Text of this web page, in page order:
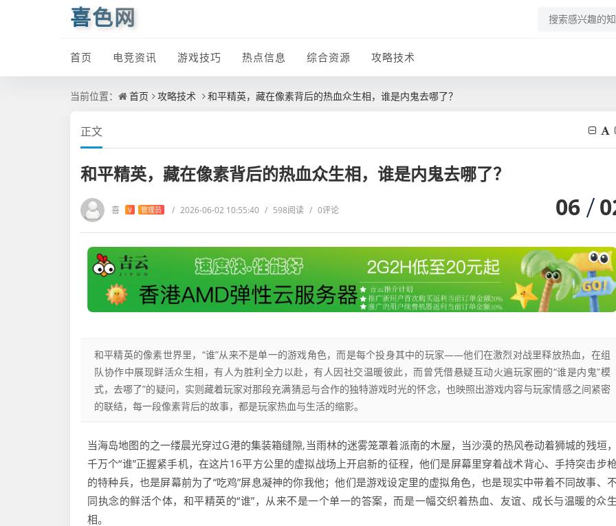
喜色网
首页 电竞资讯 游戏技巧 热点信息 综合资源 攻略技术
当前位置： 首页 攻略技术 和平精英，藏在像素背后的热血众生相，谁是内鬼去哪了？
正文
和平精英，藏在像素背后的热血众生相，谁是内鬼去哪了？
喜 V 管理员 / 2026-06-02 10:55:40 / 598阅读 / 0评论 06
和平精英的像素世界里，“谁”从来不是单一的游戏角色，而是每个投身其中的玩家——他们在激烈对战里释放热血，在组
队协作中展现鲜活众生相，有人为胜利全力以赴，有人因社交温暖彼此，而曾凭借悬疑互动火遍玩家圈的“谁是内鬼”模
式，去哪了”的疑问，实则藏着玩家对那段充满猜忌与合作的独特游戏时光的怀念，也映照出游戏内容与玩家情感之间紧密
的联结，每一段像素背后的故事，都是玩家热血与生活的缩影。
当海岛地图的之一缕晨光穿过G港的集装箱缝隙,当雨林的迷雾笼罩着派南的木屋，当沙漠的热风卷动着狮城的残垣，
千万个“谁”正握紧手机，在这片16平方公里的虚拟战场上开启新的征程，他们是屏幕里穿着战术背心、手持突击步枪
的特种兵，也是屏幕前为了“吃鸡”屏息凝神的你我他；他们是游戏设定里的虚拟角色，也是现实中带着不同故事、
同执念的鲜活个体，和平精英的“谁”，从来不是一个单一的答案，而是一幅交织着热血、友谊、成长与温暖的众生
相。